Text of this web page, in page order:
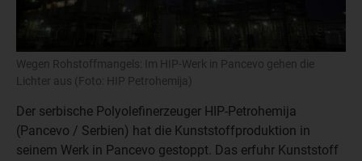
Wegen Rohstoffmangels: Im HIP-Werk in Pancevo gehen die
Lichter aus (Foto: HIP Petrohemija)
Der serbische Polyolefinerzeuger HIP-Petrohemija
(Pancevo / Serbien) hat die Kunststoffproduktion in
seinem Werk in Pancevo gestoppt. Das erfuhr Kunststoff